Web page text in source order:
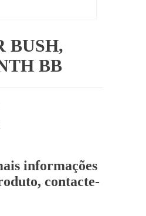
BUSH,
BB
informações
contacte-